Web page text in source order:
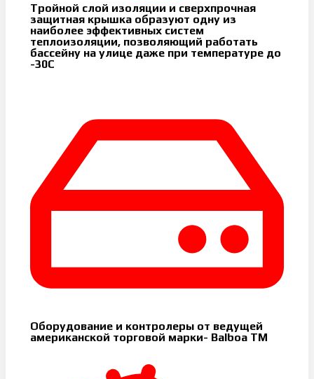
Тройной слой изоляции и сверхпрочная
защитная крышка образуют одну из
наиболее эффективных систем
теплоизоляции, позволяющий работать
бассейну на улице даже при температуре до
-30С
Оборудование и контролеры от ведущей
американской торговой марки- Balboa TM